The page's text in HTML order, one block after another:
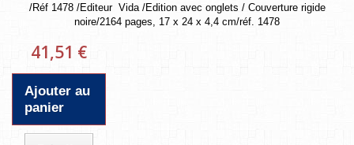
/Réf 1478 /Editeur Vida /Edition avec onglets / Couverture rigide
noire/2164 pages, 17 x 24 x 4,4 cm/réf. 1478
41,51 €
Ajouter au
panier